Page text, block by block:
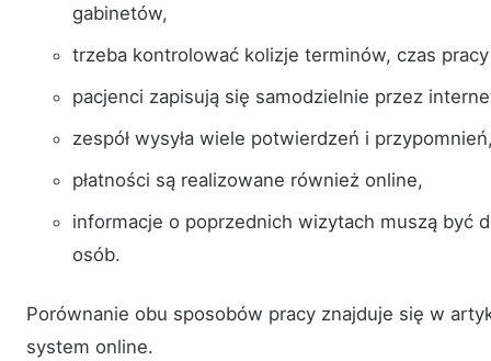
gabinetów,
trzeba kontrolować kolizje terminów, czas
pacjenci zapisują się samodzielnie przez
zespół wysyła wiele potwierdzeń i
płatności są realizowane również online,
informacje o poprzednich wizytach muszą być
osób.
Porównanie obu sposobów pracy znajduje się w
system online.